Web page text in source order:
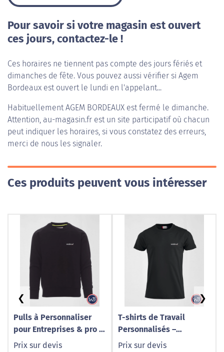
Pour savoir si votre magasin est ouvert
ces jours, contactez-le !
Ces horaires ne tiennent pas compte des jours fériés et
dimanches de fête. Vous pouvez aussi vérifier si Agem
Bordeaux est ouvert le lundi en l'appelant...
HabituellementAGEM BORDEAUX est fermé le dimanche.
Attention, au-magasin.fr est un site participatif où chacun
peut indiquer les horaires, si vous constatez des erreurs,
merci de nous les signaler.
Ces produits peuvent vous intéresser
Pulls à Personnaliser
pour Entreprises & pro |
Broderie & Marquage
Prix sur devis
T-shirts de Travail
Personnalisés –
Marquage & Broderie à
Prix sur devis
❮ ❯